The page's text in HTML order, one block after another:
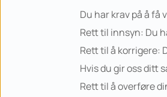
Du har krav på å få
Rett til innsyn: Du
Rett til å korrigere:
Hvis du gir oss ditt
Rett til å overføre